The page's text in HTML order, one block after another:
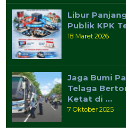
Libur
Publik KPK
18 Maret 2026
Jaga Bumi
Telaga
Ketat di …
7 Oktober 2025